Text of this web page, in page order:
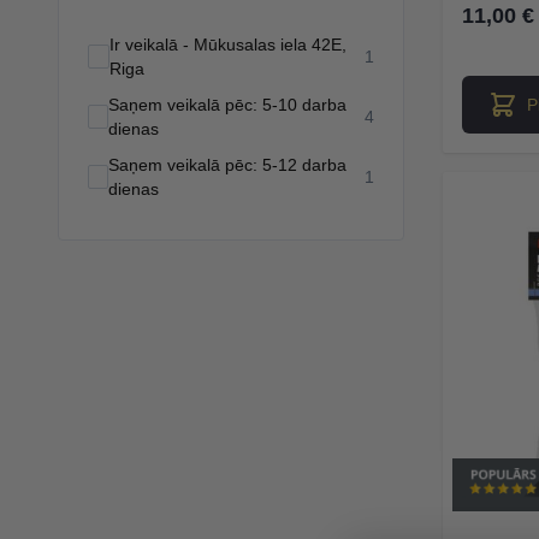
Ir veikalā - Mūkusalas iela 42E,
Riga
1
Saņem veikalā pēc: 5-10 darba
dienas
4 products available
Saņem veikalā pēc: 5-12 darba
dienas
1
11,00 €